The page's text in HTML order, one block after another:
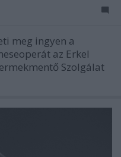
meg ingyen a
az Erkel
Szolgálat